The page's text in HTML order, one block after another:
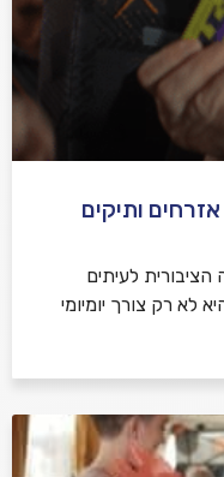
ותיקים
לעיתים
לא רק צורך יומיומי